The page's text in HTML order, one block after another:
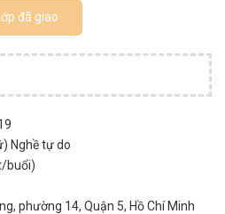
đã giao
Nghề tự do
buổi)
phường 14, Quận 5, Hồ Chí Minh